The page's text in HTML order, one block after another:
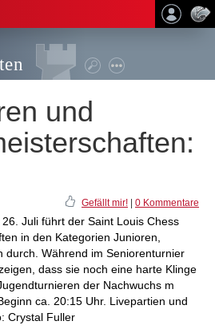
und
Gefällt mir! 0 Kommentare
Juli führt der Saint Louis Chess
in den Kategorien Junioren,
durch. Während im Seniorenturnier
dass sie noch eine harte Klinge
der Nachwuchs m
ca. 20:15 Uhr. Livepartien und
Crystal Fuller